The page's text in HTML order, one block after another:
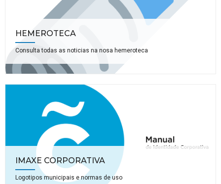
HEMEROTECA
Consulta todas as noticias na nosa hemeroteca
IMAXE CORPORATIVA
Logotipos municipais e normas de uso